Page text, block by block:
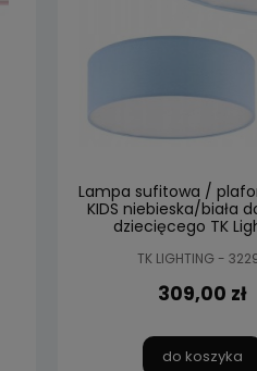
Lampa sufitowa /
KIDS niebieska/biała
dziecięcego TK
TK LIGHTING -
309,00 zł
do koszyka